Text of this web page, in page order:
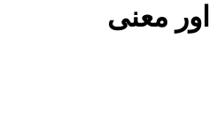
اور معنی